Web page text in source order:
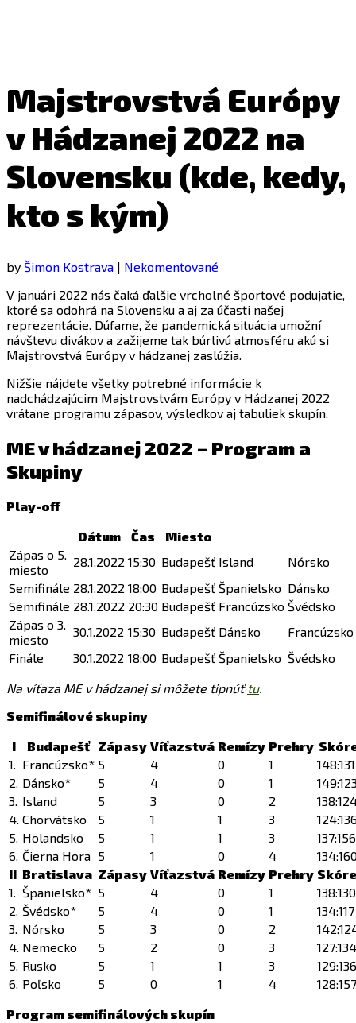
Majstrovstvá Európy
v Hádzanej 2022 na
Slovensku (kde, kedy,
kto s kým)
by Šimon Kostrava | Nekomentované
V januári 2022 nás čaká ďalšie vrcholné športové podujatie,
ktoré sa odohrá na Slovensku a aj za účasti našej
reprezentácie. Dúfame, že pandemická situácia umožní
návštevu divákov a zažijeme tak búrlivú atmosféru akú si
Majstrovstvá Európy v hádzanej zaslúžia.
Nižšie nájdete všetky potrebné informácie k
nadchádzajúcim Majstrovstvám Európy v Hádzanej 2022
vrátane programu zápasov, výsledkov aj tabuliek skupín.
ME v hádzanej 2022 – Program a
Skupiny
Play-off
Dátum
Čas
Miesto
Zápas o 5.
miesto
28.1.2022 15:30 Budapešť Island
Nórsko
Semifinále 28.1.2022 18:00 Budapešť Španielsko Dánsko
Semifinále 28.1.2022 20:30 Budapešť Francúzsko Švédsko
Zápas o 3.
miesto
30.1.2022 15:30 Budapešť Dánsko
Francúzsko
Finále
30.1.2022 18:00 Budapešť Španielsko Švédsko
Na víťaza ME v hádzanej si môžete tipnúťtu.
Semifinálové skupiny
I
Budapešť Zápasy Víťazstvá Remízy Prehry
1. Francúzsko* 5 4 0 1
148:131
2. Dánsko* 5 4 0 1
3. Island 5 3 0 2
4. Chorvátsko 5 1 1 3
5. Holandsko 5 1 1 3
137:156
6. Čierna Hora 5 1 0 4
II Bratislava Zápasy Víťazstvá Remízy Prehry Skóre
1. Španielsko* 5 4 0 1
138:130
2. Švédsko* 5 4 0 1
134:117
3. Nórsko 5 3 0 2
4. Nemecko 5 2 0 3
127:134
5. Rusko 5 1 1 3
129:136
6. Poľsko 5 0 1 4
128:157
Program semifinálových skupín